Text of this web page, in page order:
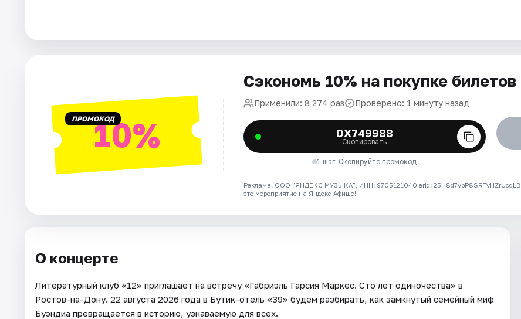
Рейтинги
ПРОМОКОД10%
Сэкономь 10% на покупке билетов
Применили: 8 274 раз Проверено: 1 минуту назад
DX749988
Скопировать
1 шаг. Скопируйте промокод
Реклама. ООО "ЯНДЕКС МУЗЫКА", ИНН: 9705121040 erid: 25H8d7vbP8SRTvHZrUcdLB
это мероприятие на Яндекс Афише!
О концерте
Литературный клуб «12» приглашает на встречу «Габриэль Гарсия Маркес. Сто лет одиночества» в
Ростов-на-Дону. 22 августа 2026 года в Бутик-отель «39» будем разбирать, как замкнутый семейный миф
Буэндиа превращается в историю, узнаваемую для всех.